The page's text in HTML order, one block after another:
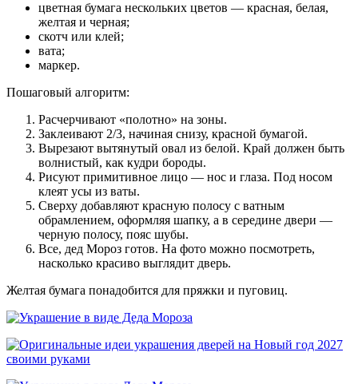
цветная бумага нескольких цветов — красная, белая,
желтая и черная;
скотч или клей;
вата;
маркер.
Пошаговый алгоритм:
Расчерчивают «полотно» на зоны.
Заклеивают 2/3, начиная снизу, красной бумагой.
Вырезают вытянутый овал из белой. Край должен быть
волнистый, как кудри бороды.
Рисуют примитивное лицо — нос и глаза. Под носом
клеят усы из ваты.
Сверху добавляют красную полосу с ватным
обрамлением, оформляя шапку, а в середине двери —
черную полосу, пояс шубы.
Все, дед Мороз готов. На фото можно посмотреть,
насколько красиво выглядит дверь.
Желтая бумага понадобится для пряжки и пуговиц.